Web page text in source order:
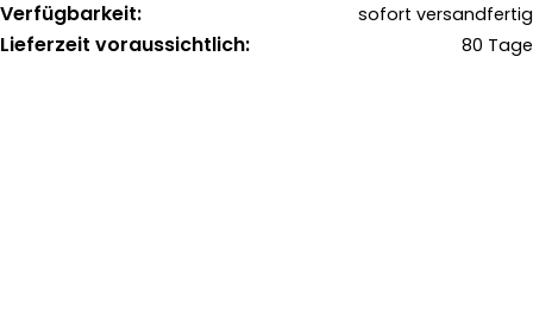
Verfügbarkeit: sofort versandfertig
Lieferzeit voraussichtlich: 80 Tage